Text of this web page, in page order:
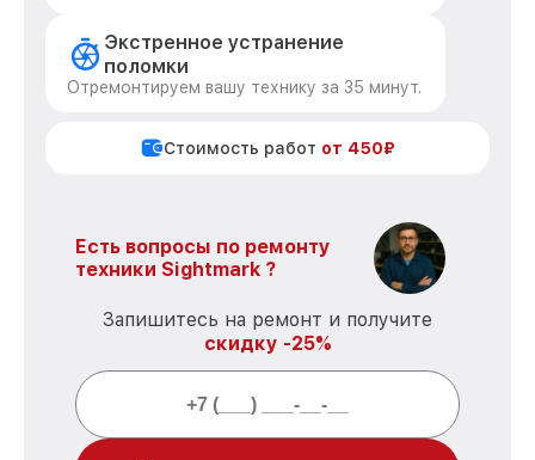
Экстренное устранение
поломки
Отремонтируем вашу технику за 35 минут.
Стоимость работ от 450₽
Есть вопросы по ремонту
техники Sightmark ?
Запишитесь на ремонт и получите
скидку -25%